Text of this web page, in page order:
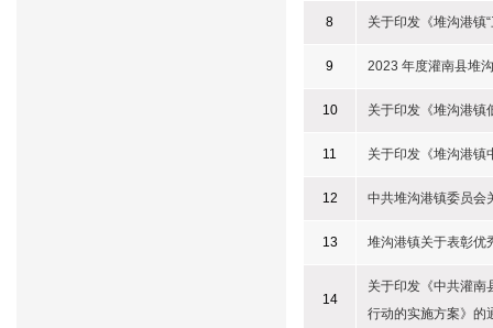
8 关于印发《堆沟港镇
9 2023 年度灌南县堆
10 关于印发《堆沟港镇
11 关于印发《堆沟港镇
12 中共堆沟港镇委员会
13 堆沟港镇关于表彰优
14
关于印发《中共灌南
行动的实施方案》的